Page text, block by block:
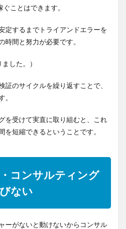
ことはできます。
定するまでトライアンドエラーを
時間と努力が必要です。
した。）
のサイクルを繰り返すことで、
。
を受けて実直に取り組むと、これ
を短縮できるということです。
コンサルティング
ない
ーがないと動けないからコンサル